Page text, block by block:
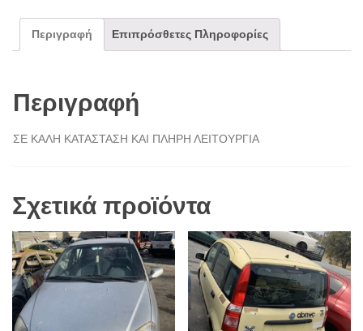
Περιγραφή Επιπρόσθετες Πληροφορίες
Περιγραφή
ΣΕ ΚΑΛΗ ΚΑΤΑΣΤΑΣΗ ΚΑΙ ΠΛΗΡΗ ΛΕΙΤΟΥΡΓΙΑ
Σχετικά προϊόντα